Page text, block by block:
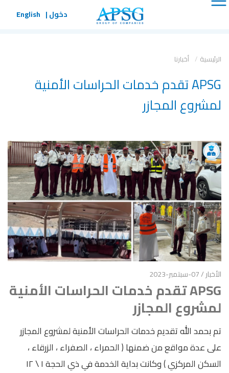
دخول | English
الرئيسية أخبارنا
APSG تقدم خدمات الحراسات الأمنية
لمشروع المجازر
الأخبار/ 07-سبتمبر-2023
APSG تقدم خدمات الحراسات الأمنية
لمشروع المجازر
تم بحمد الله تقديم خدمات الحراسات الأمنية لمشروع المجازر
على عدة مواقع من ضمنها ( الحمراء ، الصفراء ، الزرقاء ،
السكن المركزي ) وكانت بداية الخدمة في ذي الحجة ١ \ ١٢
×يرجى تعبئة البيانات أدناه لخدمتك بشكل
أفضل